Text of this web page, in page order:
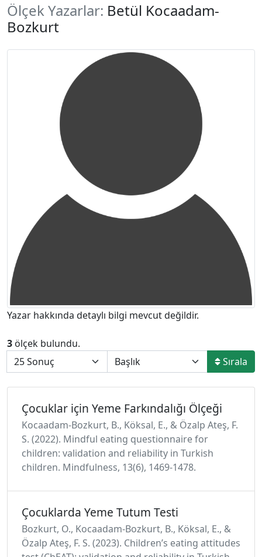
Ölçek Yazarlar: Betül Kocaadam-
Bozkurt
Yazar hakkında detaylı bilgi mevcut değildir.
3 ölçek bulundu.
Sırala
Çocuklar için Yeme Farkındalığı Ölçeği
Kocaadam-Bozkurt, B., Köksal, E., & Özalp Ateş, F.
S. (2022). Mindful eating questionnaire for
children: validation and reliability in Turkish
children. Mindfulness, 13(6), 1469-1478.
Çocuklarda Yeme Tutum Testi
Bozkurt, O., Kocaadam-Bozkurt, B., Köksal, E., &
Özalp Ateş, F. S. (2023). Children’s eating attitudes